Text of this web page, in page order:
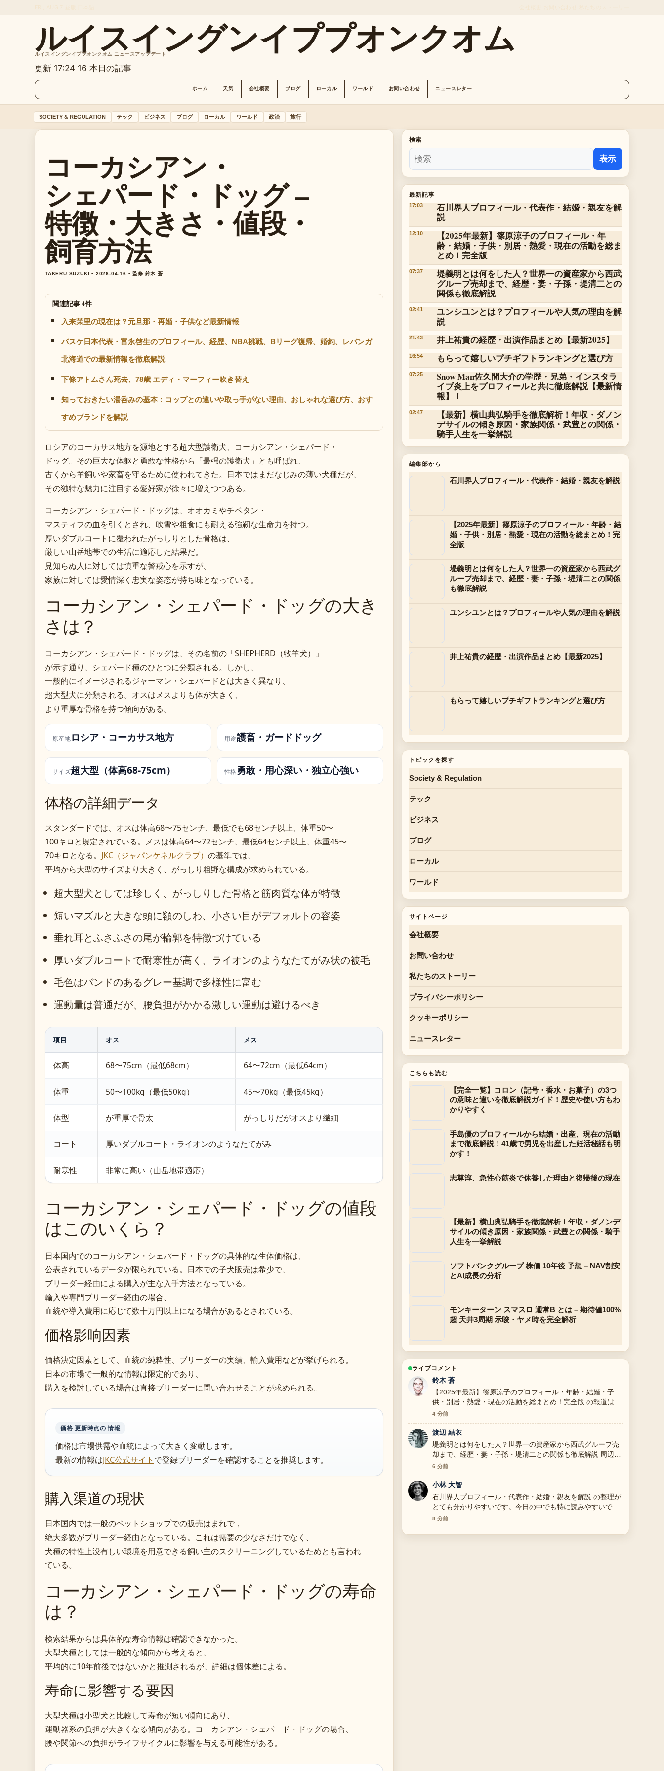
ルイスイングンイププオンクオム
ルイスイングンイププオンクオム ニュースアップデート
更新 17:24 16 本日の記事
ホーム 天気 会社概要 ブログ ローカル ワールド お問い合わせ ニュースレター
SOCIETY & REGULATION テック ビジネス ブログ ローカル ワールド 政治 旅行
コーカシアン・
シェパード・ドッグ –
特徴・大きさ・値段・
飼育方法
TAKERU SUZUKI • 2026-04-16 • 監修 鈴木 蒼
関連記事 4件
入来茉里の現在は？元旦那・再婚・子供など最新情報
バスケ日本代表・富永啓生のプロフィール、経歴、NBA挑戦、Bリーグ復帰、婚約、レバンガ
北海道での最新情報を徹底解説
下條アトムさん死去、78歳 エディ・マーフィー吹き替え
知っておきたい湯呑みの基本：コップとの違いや取っ手がない理由、おしゃれな選び方、おす
すめブランドを解説
ロシアのコーカサス地方を源地とする超大型護衛犬、コーカシアン・シェパード・
ドッグ。その巨大な体躯と勇敢な性格から「最强の護衛犬」とも呼ばれ、
古くから羊飼いや家畜を守るために使われてきた。日本ではまだなじみの薄い犬種だが、
その独特な魅力に注目する愛好家が徐々に増えつつある。
コーカシアン・シェパード・ドッグは、オオカミやチベタン・
マスティフの血を引くとされ、吹雪や粗食にも耐える強靭な生命力を持つ。
厚いダブルコートに覆われたがっしりとした骨格は、
厳しい山岳地帯での生活に適応した結果だ。
見知らぬ人に対しては慎重な警戒心を示すが、
家族に対しては愛情深く忠実な姿态が持ち味となっている。
コーカシアン・シェパード・ドッグの大き
さは？
コーカシアン・シェパード・ドッグは、その名前の「SHEPHERD（牧羊犬）」
が示す通り、シェパード種のひとつに分類される。しかし、
一般的にイメージされるジャーマン・シェパードとは大きく異なり、
超大型犬に分類される。オスはメスよりも体が大きく、
より重厚な骨格を持つ傾向がある。
原産地ロシア・コーカサス地方 用途護畜・ガードドッグ
サイズ超大型（体高68-75cm） 性格 勇敢・用心深い・独立心強い
体格の詳細データ
スタンダードでは、オスは体高68〜75センチ、最低でも68センチ以上、体重50〜
100キロと規定されている。メスは体高64〜72センチ、最低64センチ以上、体重45〜
70キロとなる。 JKC（ジャパンケネルクラブ） の基準では、
平均から大型のサイズより大きく、がっしり粗野な構成が求められている。
超大型犬としては珍しく、がっしりした骨格と筋肉質な体が特徴
短いマズルと大きな頭に額のしわ、小さい目がデフォルトの容姿
垂れ耳とふさふさの尾が輪郭を特徴づけている
厚いダブルコートで耐寒性が高く、ライオンのようなたてがみ状の被毛
毛色はバンドのあるグレー基調で多様性に富む
運動量は普通だが、腰負担がかかる激しい運動は避けるべき
項目 オス メス
体高 68〜75cm（最低68cm） 64〜72cm（最低64cm）
体重 50〜100kg（最低50kg） 45〜70kg（最低45kg）
体型 が重厚で骨太 がっしりだがオスより繊細
コート 厚いダブルコート・ライオンのようなたてがみ
耐寒性 非常に高い（山岳地帯適応）
コーカシアン・シェパード・ドッグの値段
はこのいくら？
日本国内でのコーカシアン・シェパード・ドッグの具体的な生体価格は、
公表されているデータが限られている。日本での子犬販売は希少で、
ブリーダー経由による購入が主な入手方法となっている。
輸入や専門ブリーダー経由の場合、
血統や導入費用に応じて数十万円以上になる場合があるとされている。
価格影响因素
価格決定因素として、血統の純粋性、ブリーダーの実績、輸入費用などが挙げられる。
日本の市場で一般的な情報は限定的であり、
購入を検討している場合は直接ブリーダーに問い合わせることが求められる。
価格 更新時点の 情報
価格は市場供需や血統によって大きく変動します。
最新の情報はJKC公式サイト で登録ブリーダーを確認することを推奨します。
購入渠道の現状
日本国内では一般のペットショップでの販売はまれで，
绝大多数がブリーダー経由となっている。これは需要の少なさだけでなく、
犬種の特性上没有しい環境を用意できる飼い主のスクリーニングしているためとも言われ
ている。
コーカシアン・シェパード・ドッグの寿命
は？
検索結果からは具体的な寿命情報は確認できなかった。
大型犬種としては一般的な傾向から考えると、
平均的に10年前後ではないかと推測されるが、詳細は個体差による。
寿命に影響する要因
大型犬種は小型犬と比較して寿命が短い傾向にあり、
運動器系の負担が大きくなる傾向がある。コーカシアン・シェパード・ドッグの場合、
腰や関節への負担がライフサイクルに影響を与える可能性がある。
検索
表示
最新記事
17:03
石川界人プロフィール・代表作・結婚・親友を解
説
12:10
【2025年最新】篠原涼子のプロフィール・年
齢・結婚・子供・別居・熱愛・現在の活動を総ま
とめ！完全版
07:37
堤義明とは何をした人？世界一の資産家から西武
グループ売却まで、経歴・妻・子孫・堤清二との
関係も徹底解説
02:41
ユンシユンとは？プロフィールや人気の理由を解
説
21:43 井上祐貴の経歴・出演作品まとめ【最新2025】
16:54 もらって嬉しいプチギフトランキングと選び方
07:25
Snow Man佐久間大介の学歴・兄弟・インスタラ
イブ炎上をプロフィールと共に徹底解説【最新情
報】！
02:47
【最新】横山典弘騎手を徹底解析！年収・ダノン
デサイルの傾き原因・家族関係・武豊との関係・
騎手人生を一挙解説
編集部から
石川界人プロフィール・代表作・結婚・親友を解説
【2025年最新】篠原涼子のプロフィール・年齢・結
婚・子供・別居・熱愛・現在の活動を総まとめ！完
全版
堤義明とは何をした人？世界一の資産家から西武グ
ループ売却まで、経歴・妻・子孫・堤清二との関係
も徹底解説
ユンシユンとは？プロフィールや人気の理由を解説
井上祐貴の経歴・出演作品まとめ【最新2025】
もらって嬉しいプチギフトランキングと選び方
トピックを探す
Society & Regulation
テック
ビジネス
ブログ
ローカル
ワールド
サイトページ
会社概要
お問い合わせ
私たちのストーリー
プライバシーポリシー
クッキーポリシー
ニュースレター
こちらも読む
【完全一覧】コロン（記号・香水・お菓子）の3つ
の意味と違いを徹底解説ガイド！歴史や使い方もわ
かりやすく
手島優のプロフィールから結婚・出産、現在の活動
まで徹底解説！41歳で男児を出産した妊活秘話も明
かす！
志尊淳、急性心筋炎で休養した理由と復帰後の現在
【最新】横山典弘騎手を徹底解析！年収・ダノンデ
サイルの傾き原因・家族関係・武豊との関係・騎手
人生を一挙解説
ソフトバンクグループ 株価 10年後 予想 – NAV割安
とAI成長の分析
モンキーターン スマスロ 通常B とは – 期待値100%
超 天井3周期 示唆・ヤメ時を完全解析
ライブコメント
鈴木 蒼
【2025年最新】篠原涼子のプロフィール・年齢・結婚・子
供・別居・熱愛・現在の活動を総まとめ！完全版 の報道は丁
寧で、流れを追いやすいです。
4 分前
渡辺 結衣
堤義明とは何をした人？世界一の資産家から西武グループ売
却まで、経歴・妻・子孫・堤清二との関係も徹底解説 周辺の
検証がしっかりしていて安心感があります。
6 分前
小林 大智
石川界人プロフィール・代表作・結婚・親友を解説 の整理が
とても分かりやすいです。今日の中でも特に読みやすいで
す。
8 分前